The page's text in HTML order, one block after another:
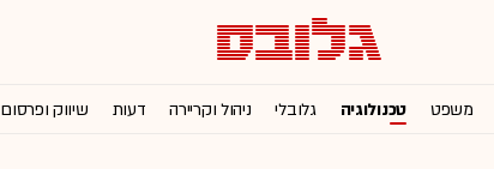
משפט טכנולוגיה גלובלי ניהול וקריירה דעות שיווק ופרסום